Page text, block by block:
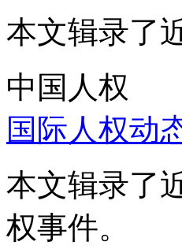
本文辑录了
中国人权
国际人权动
本文辑录了
权事件。